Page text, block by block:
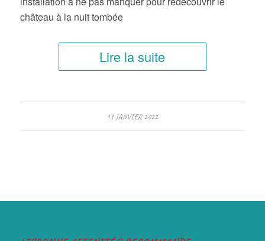
château à la nuit tombée
Lire la suite
19 JANVIER 2022